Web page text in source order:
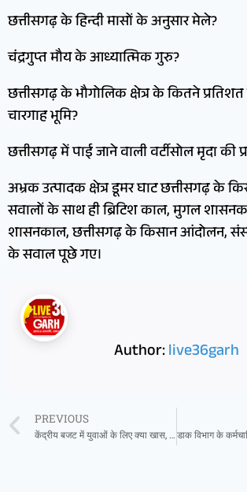
छत्तीसगढ़ के हिन्दी मासों के अनुसार मेले?
चंद्रगुप्त मौय के आध्यात्मिक गुरु?
छत्तीसगढ़ के भौगोलिक क्षेत्र के कितने
चारगाह भूमि?
छत्तीसगढ़ में पाई जाने वाली वर्टीसोल मृदा की
अभ्रक उत्पादक क्षेत्र डूमर घाट छत्तीसगढ़ के
सवालों के साथ ही ब्रिटिश काल, मुगल
शासनकाल, छत्तीसगढ़ के किसान आंदोलन,
के सवाल पूछे गए।
Author:live36garh
PREVIOUS
केंद्रीय बजट में युवाओं के लिए क्या खास, सरकार ने स्किल, जॉब और फ्यूचर पर किए कई बड़े ऐलान, जगी उम्मीदें